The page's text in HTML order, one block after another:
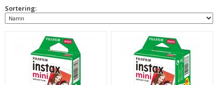
Sortering: